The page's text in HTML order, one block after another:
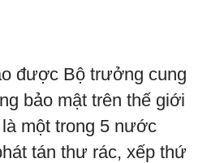
được Bộ trưởng cung
bảo mật trên thế giới
một trong 5 nước
tán thư rác, xếp thứ